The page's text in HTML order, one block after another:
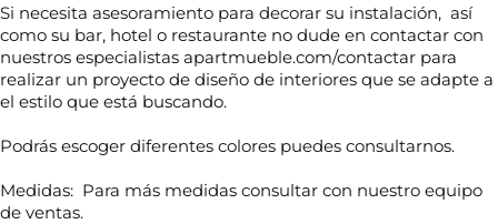
Si necesita asesoramiento para decorar su instalación, así
como su bar, hotel o restaurante no dude en contactar con
nuestros especialistas apartmueble.com/contactar para
realizar un proyecto de diseño de interiores que se adapte a
el estilo que está buscando.
Podrás escoger diferentes colores puedes consultarnos.
Medidas: Para más medidas consultar con nuestro equipo
de ventas.